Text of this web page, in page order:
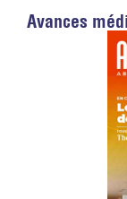
Avances